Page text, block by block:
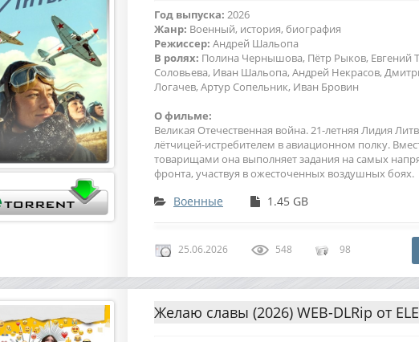
Год выпуска: 2026
Жанр: Военный, история, биография
Режиссер: Андрей Шальопа
В ролях: Полина Чернышова, Пётр Рыков, Евгений
Соловьева, Иван Шальопа, Андрей Некрасов,
Логачев, Артур Сопельник, Иван Бровин
О фильме:
Великая Отечественная война. 21-летняя Лидия
лётчицей-истребителем в авиационном полку.
товарищами она выполняет задания на самых
фронта, участвуя в ожесточенных воздушных боях.
Военные 1.45 GB
25.06.2026 548 98
Желаю славы (2026) WEB-DLRip от